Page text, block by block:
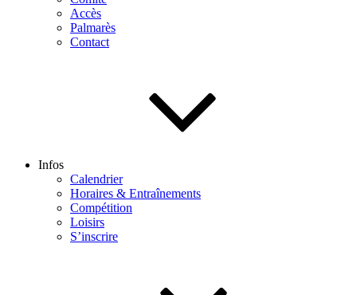
Accès
Palmarès
Contact
Infos
Calendrier
Horaires & Entraînements
Compétition
Loisirs
S’inscrire